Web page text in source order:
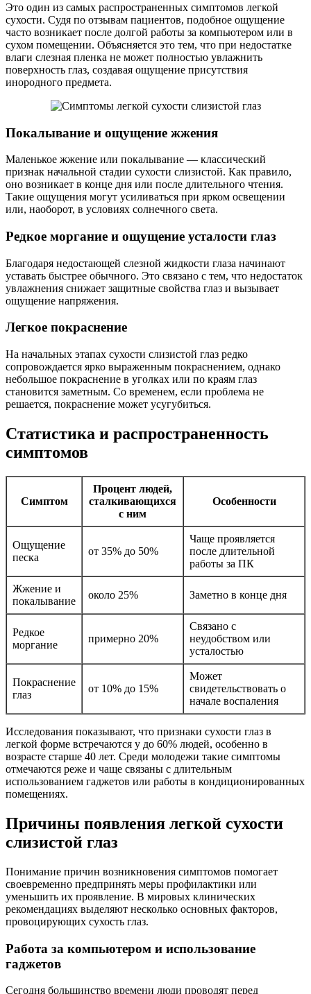
Это один из самых распространенных симптомов легкой
сухости. Судя по отзывам пациентов, подобное ощущение
часто возникает после долгой работы за компьютером или в
сухом помещении. Объясняется это тем, что при недостатке
влаги слезная пленка не может полностью увлажнить
поверхность глаз, создавая ощущение присутствия
инородного предмета.
Покалывание и ощущение жжения
Маленькое жжение или покалывание — классический
признак начальной стадии сухости слизистой. Как правило,
оно возникает в конце дня или после длительного чтения.
Такие ощущения могут усиливаться при ярком освещении
или, наоборот, в условиях солнечного света.
Редкое моргание и ощущение усталости глаз
Благодаря недостающей слезной жидкости глаза начинают
уставать быстрее обычного. Это связано с тем, что недостаток
увлажнения снижает защитные свойства глаз и вызывает
ощущение напряжения.
Легкое покраснение
На начальных этапах сухости слизистой глаз редко
сопровождается ярко выраженным покраснением, однако
небольшое покраснение в уголках или по краям глаз
становится заметным. Со временем, если проблема не
решается, покраснение может усугубиться.
Статистика и распространенность
симптомов
Симптом
Процент людей,
сталкивающихся
с ним
Особенности
Ощущение
песка
от 35% до 50%
Чаще проявляется
после длительной
работы за ПК
Жжение и
покалывание
около 25% Заметно в конце дня
Редкое
моргание
примерно 20%
Связано с
неудобством или
усталостью
Покраснение
глаз
от 10% до 15%
Может
свидетельствовать о
начале воспаления
Исследования показывают, что признаки сухости глаз в
легкой форме встречаются у до 60% людей, особенно в
возрасте старше 40 лет. Среди молодежи такие симптомы
отмечаются реже и чаще связаны с длительным
использованием гаджетов или работы в кондиционированных
помещениях.
Причины появления легкой сухости
слизистой глаз
Понимание причин возникновения симптомов помогает
своевременно предпринять меры профилактики или
уменьшить их проявление. В мировых клинических
рекомендациях выделяют несколько основных факторов,
провоцирующих сухость глаз.
Работа за компьютером и использование
гаджетов
Сегодня большинство времени люди проводят перед